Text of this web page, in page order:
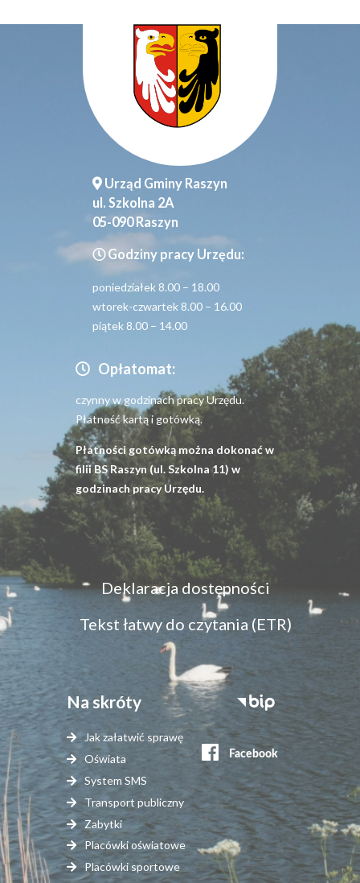
Urząd Gminy Raszyn
ul. Szkolna 2A
05-090 Raszyn
Godziny pracy Urzędu:
poniedziałek 8.00 – 18.00
wtorek-czwartek 8.00 – 16.00
piątek 8.00 – 14.00
Opłatomat:
czynny w godzinach pracy Urzędu.
Płatność kartą i gotówką.
Płatności gotówką można dokonać w
filii BS Raszyn (ul. Szkolna 11) w
godzinach pracy Urzędu.
Menu
dostępność
Deklaracja dostępności
Tekst łatwy do czytania (ETR)
Na skróty
Jak załatwić sprawę
Oświata
System SMS
Transport publiczny
Zabytki
Placówki oświatowe
Placówki sportowe
Stopka
serwisy
zewnętrzne